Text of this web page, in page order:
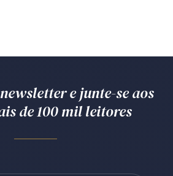
e junte-se aos
de 100 mil leitores